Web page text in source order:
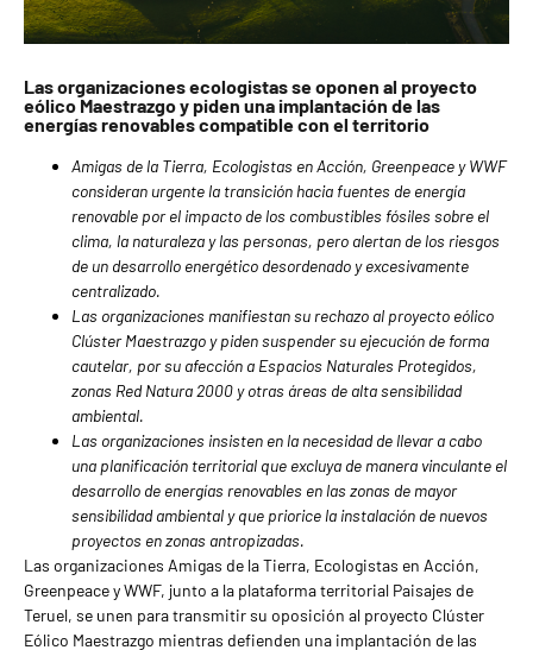
Las organizaciones ecologistas se oponen al proyecto
eólico Maestrazgo y piden una implantación de las
energías renovables compatible con el territorio
Amigas de la Tierra, Ecologistas en Acción, Greenpeace y WWF
consideran urgente la transición hacia fuentes de energía
renovable por el impacto de los combustibles fósiles sobre el
clima, la naturaleza y las personas, pero alertan de los riesgos
de un desarrollo energético desordenado y excesivamente
centralizado.
Las organizaciones manifiestan su rechazo al proyecto eólico
Clúster Maestrazgo y piden suspender su ejecución de forma
cautelar, por su afección a Espacios Naturales Protegidos,
zonas Red Natura 2000 y otras áreas de alta sensibilidad
ambiental.
Las organizaciones insisten en la necesidad de llevar a cabo
una planificación territorial que excluya de manera vinculante el
desarrollo de energías renovables en las zonas de mayor
sensibilidad ambiental y que priorice la instalación de nuevos
proyectos en zonas antropizadas.
Las organizaciones Amigas de la Tierra, Ecologistas en Acción,
Greenpeace y WWF, junto a la plataforma territorial Paisajes de
Teruel, se unen para transmitir su oposición al proyecto Clúster
Eólico Maestrazgo mientras defienden una implantación de las